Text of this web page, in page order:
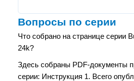
Вопросы по серии
Что собрано на странице серии
24k?
Здесь собраны PDF-документы
серии: Инструкция 1. Всего